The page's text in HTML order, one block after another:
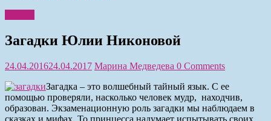
Загадки Юлии Никоновой
24.04.201624.04.2017 Марина Медведева 0 Comments
Загадка – это волшебный тайный язык. С ее
помощью проверяли, насколько человек мудр, находчив,
образован. Экзаменационную роль загадки мы наблюдаем в
сказках и мифах. То принцесса надумает испытывать своих